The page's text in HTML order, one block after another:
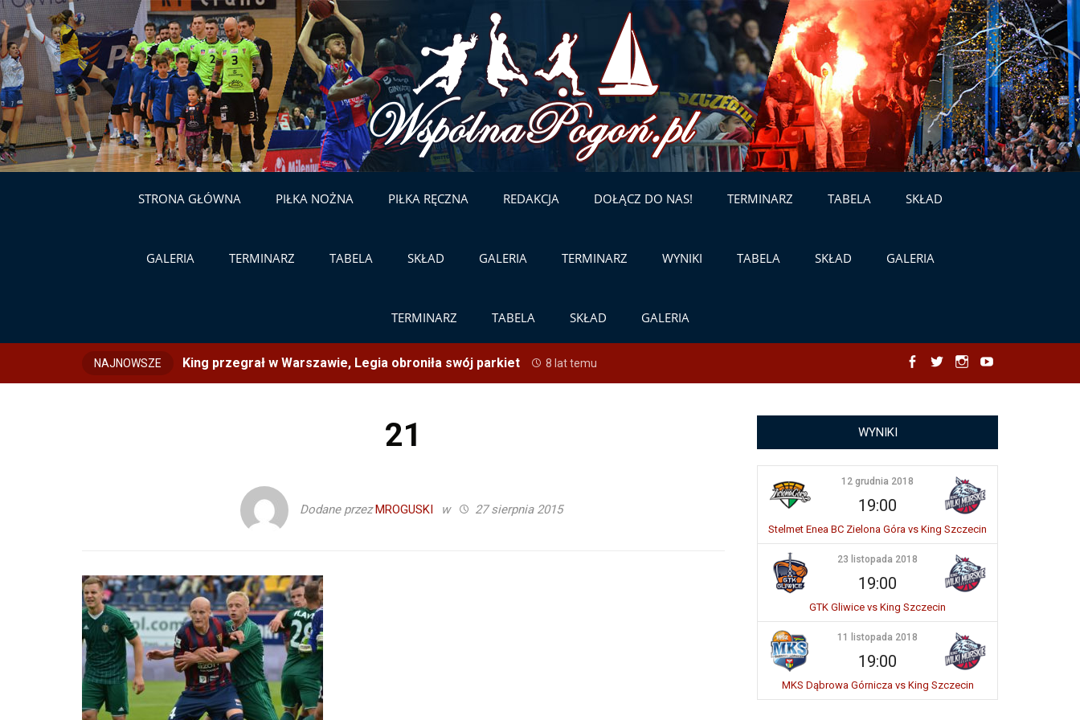
content
STRONA GŁÓWNA PIŁKA NOŻNA PIŁKA RĘCZNA REDAKCJA DOŁĄCZ DO NAS! TERMINARZ TABELA SKŁAD
GALERIA TERMINARZ TABELA SKŁAD GALERIA TERMINARZ WYNIKI TABELA SKŁAD GALERIA
TERMINARZ TABELA SKŁAD GALERIA
NAJNOWSZE King przegrał w Warszawie, Legia obroniła swój parkiet 8 lat temu
21
Dodane przezMROGUSKI w 27 sierpnia 2015
WYNIKI
12 grudnia 2018
19:00
Stelmet Enea BC Zielona Góra vs King Szczecin
23 listopada 2018
19:00
GTK Gliwice vs King Szczecin
11 listopada 2018
19:00
MKS Dąbrowa Górnicza vs King Szczecin